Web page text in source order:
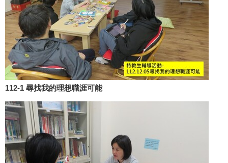
112-1 尋找我的理想職涯可能